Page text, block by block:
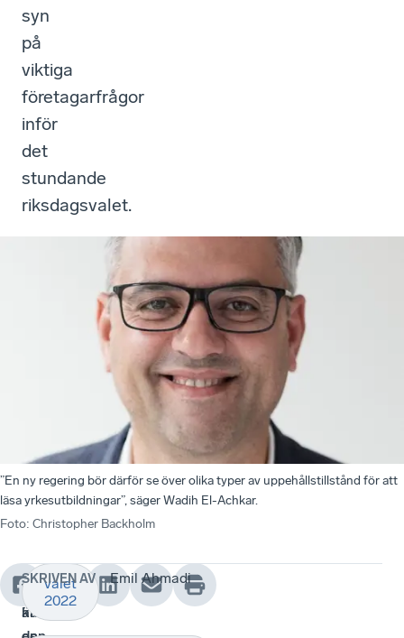
syn
på
viktiga
företagarfrågor
inför
det
stundande
riksdagsvalet.
”En ny regering bör därför se över olika typer av uppehållstillstånd för att
läsa yrkesutbildningar”, säger Wadih El-Achkar.
Foto: Christopher Backholm
Vilken
är
Vad
kan
valet
2022
SKRIVEN AV Emil Ahmadi